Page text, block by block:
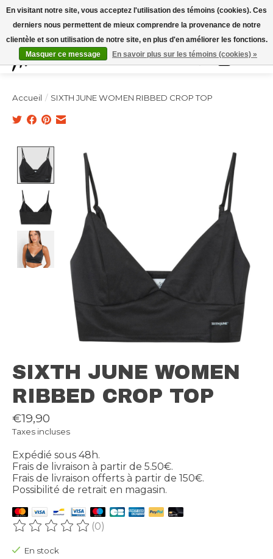
Expédition sous 48h / Livraison gratuite dès 150€ d'achats / -10% avec le code
"4MILKZOO"
Liste de
Panier
Accueil / SIXTH JUNE WOMEN RIBBED CROP TOP
Product image slideshow Items
SIXTH JUNE WOMEN
RIBBED CROP TOP
€19,90
Taxes incluses
Expédié sous 48h.
Frais de livraison à partir de 5.50€.
Frais de livraison offerts à partir de 150€.
Possibilité de retrait en magasin.
Ce produit est évalué à
(0)
En stock
En visitant notre site, vous acceptez l'utilisation des témoins (cookies). Ces
derniers nous permettent de mieux comprendre la provenance de notre
clientèle et son utilisation de notre site, en plus d'en améliorer les fonctions.
Masquer ce message
En savoir plus sur les témoins (cookies) »